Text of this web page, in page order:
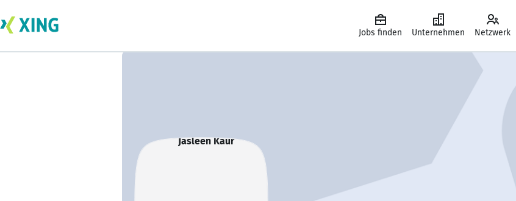
Jobs finden Unternehmen Netzwerk